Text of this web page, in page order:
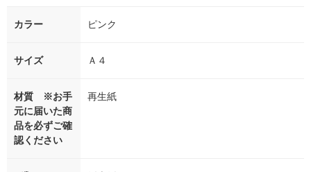
カラー ピンク
サイズ Ａ４
材質 ※お手
元に届いた商
品を必ずご確
認ください
再生紙